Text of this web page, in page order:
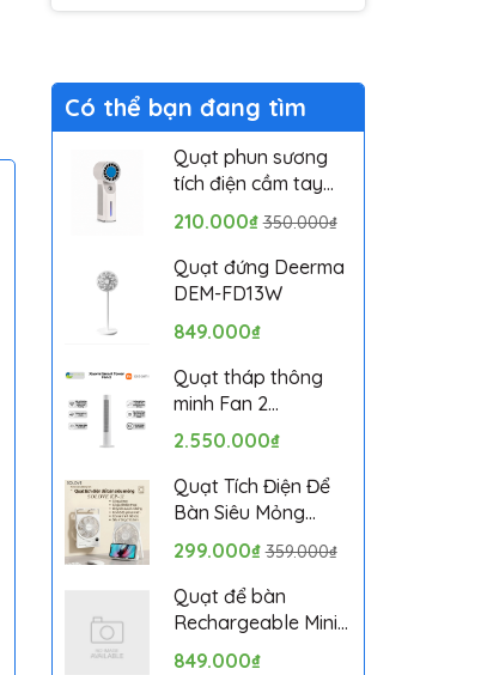
Có thể bạn đang tìm
Quạt phun sương
tích điện cầm tay
mini có sò lạnh
Solove MLS6212B -
Bảo hành 1 tháng
210.000₫ 350.000₫
Quạt đứng Deerma
DEM-FD13W
849.000₫
Quạt tháp thông
minh Fan 2
BPTS02DMU bản
quốc tế
2.550.000₫
Quạt Tích Điện Để
Bàn Siêu Mỏng
SOLOVE KP-11 với 6
Cấp Độ Gió, Màn
Hình LCD, Tích Hợp
Giá Đỡ Điện Thoại
299.000₫ 359.000₫
Quạt để bàn
Rechargeable Mini
Fan ZMYDFS01DM
849.000₫